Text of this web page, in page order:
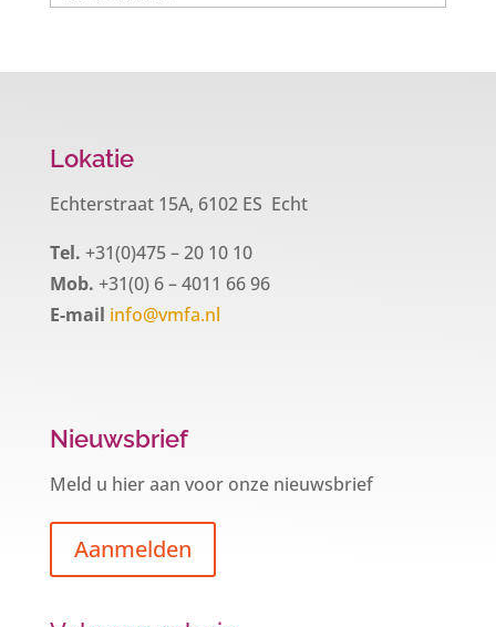
Lokatie
Echterstraat 15A, 6102 ES Echt
Tel. +31(0)475 – 20 10 10
Mob. +31(0) 6 – 4011 66 96
E-mail info@vmfa.nl
Nieuwsbrief
Meld u hier aan voor onze nieuwsbrief
Aanmelden